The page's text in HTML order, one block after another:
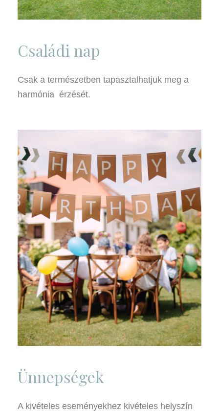
Családi nap
Csak a természetben tapasztalhatjuk meg a
harmónia érzését.
Ünnepségek
A kivételes eseményekhez kivételes helyszín